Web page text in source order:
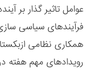
عوامل تاثیر گذار بر
فرآیندهای سیاسی
همکاری نظامی
رویدادهای مهم هفته